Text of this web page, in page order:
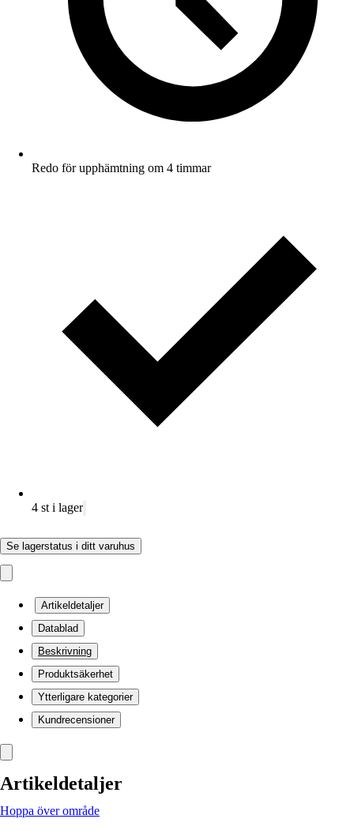
Redo för upphämtning om 4 timmar
4 st i lager
Se lagerstatus i ditt varuhus
Artikeldetaljer
Datablad
Beskrivning
Produktsäkerhet
Ytterligare kategorier
Kundrecensioner
Artikeldetaljer
Hoppa över område